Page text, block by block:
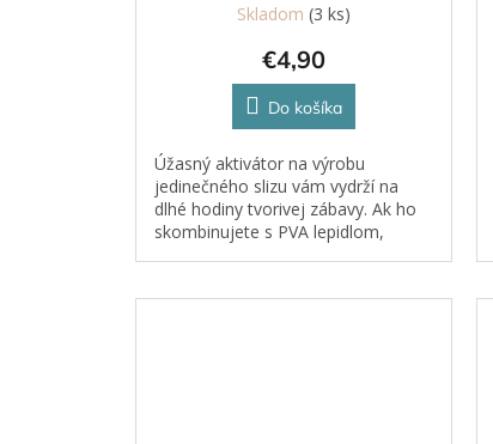
Skladom (3 ks)
€4,90
Do košíka
Úžasný aktivátor na výrobu
jedinečného slizu vám vydrží na
dlhé hodiny tvorivej zábavy. Ak ho
skombinujete s PVA lepidlom,
v...